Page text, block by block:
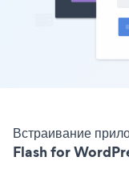
Встраивание
Flash for